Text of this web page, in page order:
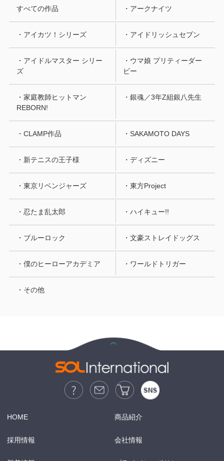
すべての作品 ・アークナイツ
・アイカツ！シリーズ ・アイドリッシュセブン
・アイドルマスター シリー
ズ
・ウマ娘 プリティーダー
ビー
・家庭教師ヒットマン
REBORN!
・銀魂／3年Z組銀八先生
・CLAMP作品 ・SAKAMOTO DAYS
・新テニスの王子様 ・ディズニー
・東京リベンジャーズ ・東方Project
・忍たま乱太郎 ・ハイキュー!!
・ブルーロック ・文豪ストレイドッグス
・僕のヒーローアカデミア ・ワールドトリガー
・その他
HOME
採用情報
商品紹介
会社情報